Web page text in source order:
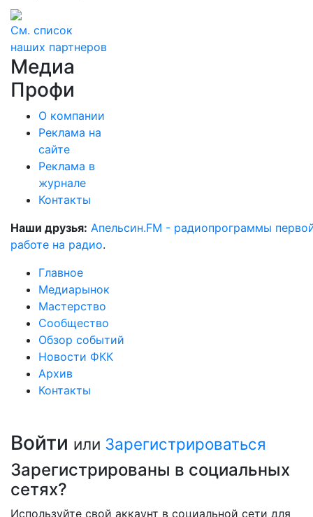
См. список
наших партнеров
Медиа
Профи
О компании
Реклама на
сайте
Реклама в
журнале
Контакты
Наши друзья: Апельсин.FM - радиопрограммы
работе на радио.
Главное
Медиарынок
Мастерство
Сообщество
Обзор событий
Новости ФКК
Архив
Контакты
Войти или Зарегистрироваться
Зарегистрированы в социальных
сетях?
Используйте свой аккаунт в социальной сети для